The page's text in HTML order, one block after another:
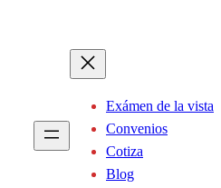
Exámen de la vista
Convenios
Cotiza
Blog